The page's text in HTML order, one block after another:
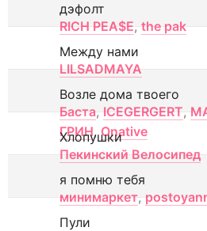
дэфолт
RICH PEA$E, the pak
Между нами
LILSADMAYA
Возле дома твоего
Баста, ICEGERGERT,
ГРИН, Onative
Хлопушки
Пекинский Велосипед
я помню тебя
минимаркет,
Пули